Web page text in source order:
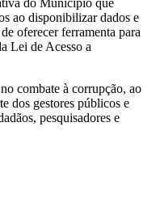
do Município que
ao disponibilizar dados e
oferecer ferramenta para
Lei de Acesso a
combate à corrupção, ao
dos gestores públicos e
pesquisadores e